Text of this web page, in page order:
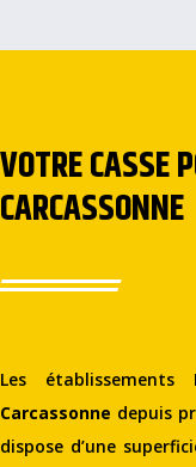
VOTRE CASSE
CARCASSONNE
Les établissements
Carcassonne depuis
dispose d’une